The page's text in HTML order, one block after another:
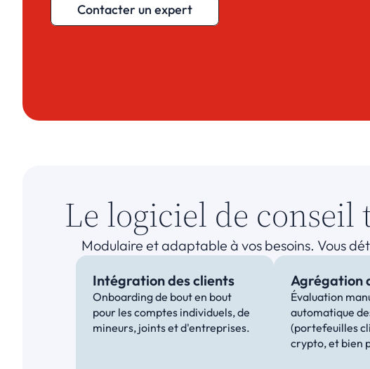
Contacter un expert
Le logiciel de
Modulaire et adaptable à vos besoins. Vous
Intégration des clients
Onboarding de bout en bout
pour les comptes individuels, de
mineurs, joints et d'entreprises.
Agrégation
Évaluation
automatique
(portefeuilles
crypto, et bien